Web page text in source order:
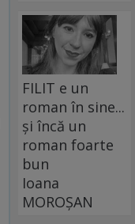
FILIT e un
roman în sine...
și încă un
roman foarte
bun
Ioana
MOROȘAN